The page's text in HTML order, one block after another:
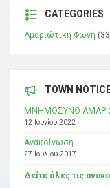
CATEGORIES
Αμαριώτικη Φωνή
TOWN
ΜΝΗΜΟΣΥΝΟ
12 Ιουνίου 2022
Ανακοίνωση
27 Ιουλίου 2017
Δείτε όλες τις